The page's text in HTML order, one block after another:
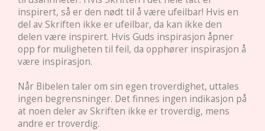
inspirert, så er den nødt til å være ufeilbar! Hvis en
del av Skriften ikke er ufeilbar, da kan ikke den
delen være inspirert. Hvis Guds inspirasjon åpner
opp for muligheten til feil, da opphører inspirasjon å
være inspirasjon.
Når Bibelen taler om sin egen troverdighet, uttales
ingen begrensninger. Det finnes ingen indikasjon på
at noen deler av Skriften ikke er troverdig, mens
andre er troverdig.